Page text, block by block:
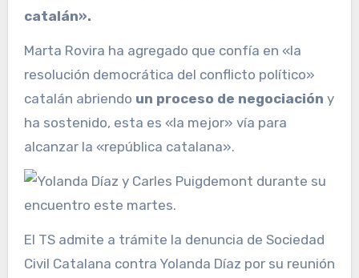
catalán».
Marta Rovira ha agregado que confía en «la
resolución democrática del conflicto político»
catalán abriendo un proceso de negociación y
ha sostenido, esta es «la mejor» vía para
alcanzar la «república catalana».
El TS admite a trámite la denuncia de Sociedad
Civil Catalana contra Yolanda Díaz por su reunión